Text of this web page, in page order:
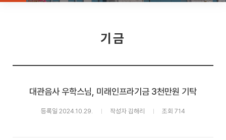
기금
대관음사 우학스님, 미래인프라기금 3천만원 기탁
등록일 2024.10.29. 작성자 김해리 조회 714